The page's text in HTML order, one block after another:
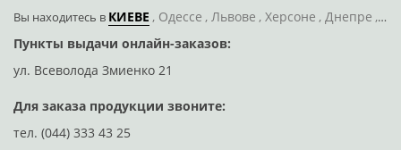
Вы находитесь в КИЕВЕ Одессе Львове Херсоне Днепре
Пункты выдачи онлайн-заказов:
ул. Всеволода Змиенко 21
Для заказа продукции звоните:
тел. (044) 333 43 25